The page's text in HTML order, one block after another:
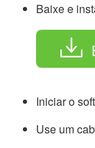
Baixe e
Iniciar o
Use um